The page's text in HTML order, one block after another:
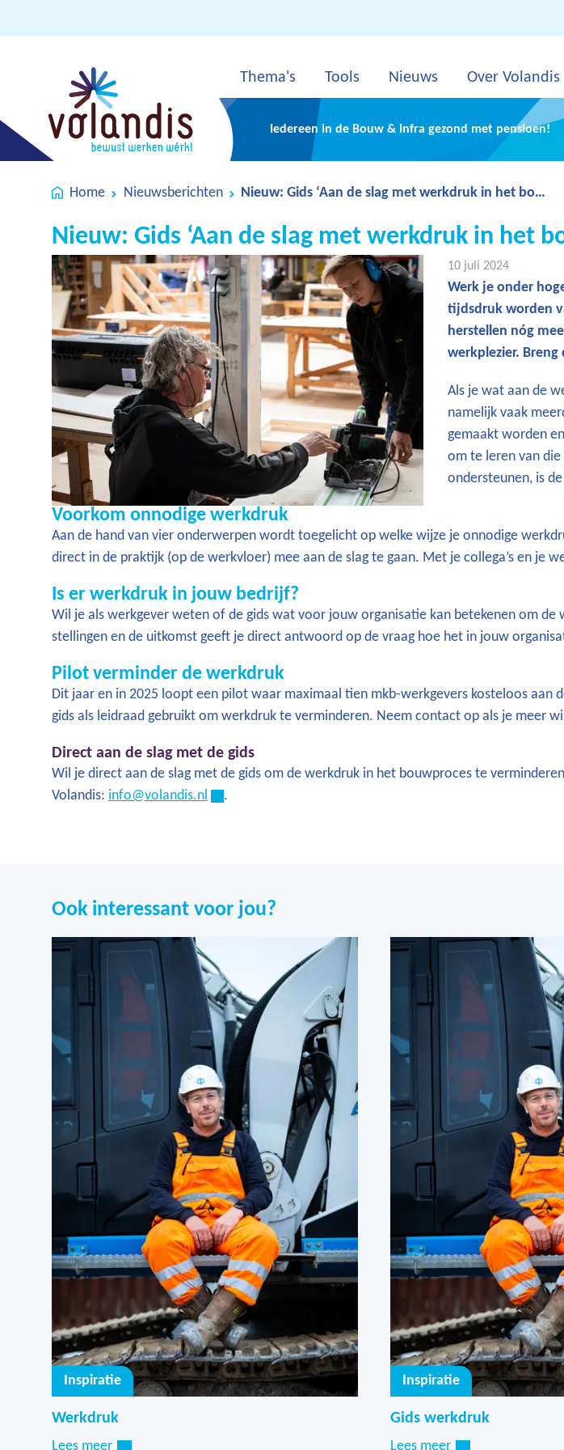
Thema's Tools Nieuws Over Volandis
Iedereen in de Bouw & Infra gezond met pensioen!
Home Nieuwsberichten Nieuw: Gids ‘Aan de slag met werkdruk in het bouwproces’
Nieuw: Gids ‘Aan de slag met werkdruk in het
10 juli 2024
Werk je onder
tijdsdruk worden
herstellen nóg
werkplezier.
Als je wat aan de
namelijk vaak
gemaakt worden
om te leren van
ondersteunen, is
Voorkom onnodige werkdruk
Aan de hand van vier onderwerpen wordt toegelicht op welke wijze je onnodige
direct in de praktijk (op de werkvloer) mee aan de slag te gaan. Met je collega’s en je
Is er werkdruk in jouw bedrijf?
Wil je als werkgever weten of de gids wat voor jouw organisatie kan betekenen om de
stellingen en de uitkomst geeft je direct antwoord op de vraag hoe het in jouw
Pilot verminder de werkdruk
Dit jaar en in 2025 loopt een pilot waar maximaal tien mkb-werkgevers kosteloos
gids als leidraad gebruikt om werkdruk te verminderen. Neem contact op als je meer
Direct aan de slag met de gids
Wil je direct aan de slag met de gids om de werkdruk in het bouwproces te
Volandis: info@volandis.nl .
Ook interessant voor jou?
Inspiratie
Werkdruk
Lees meer
Inspiratie
Gids werkdruk
Lees meer